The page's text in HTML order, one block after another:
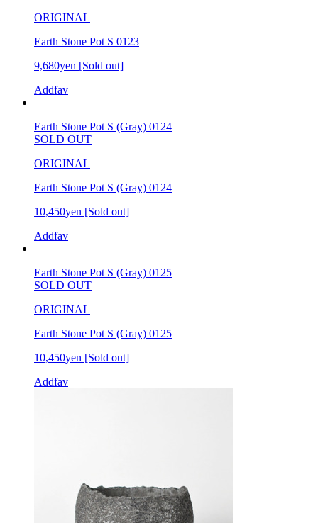
ORIGINAL
Earth Stone Pot S 0123
9,680yen [Sold out]
Addfav
Earth Stone Pot S (Gray) 0124
SOLD OUT
ORIGINAL
Earth Stone Pot S (Gray) 0124
10,450yen [Sold out]
Addfav
Earth Stone Pot S (Gray) 0125
SOLD OUT
ORIGINAL
Earth Stone Pot S (Gray) 0125
10,450yen [Sold out]
Addfav